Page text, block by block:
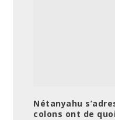
Nétanyahu
colons ont de